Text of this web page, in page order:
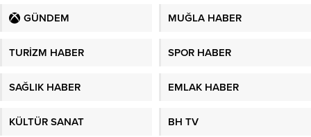
GÜNDEM MUĞLA HABER
TURİZM HABER SPOR HABER
SAĞLIK HABER EMLAK HABER
KÜLTÜR SANAT BH TV